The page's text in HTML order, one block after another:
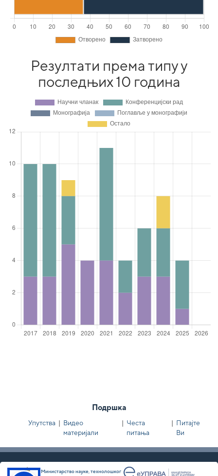
Резултати према типу у
последњих 10 година
Подршка
Упутства | Видео
материјали
| Честа
питања
| Питајте
Ви
Министарство науке, технолошког